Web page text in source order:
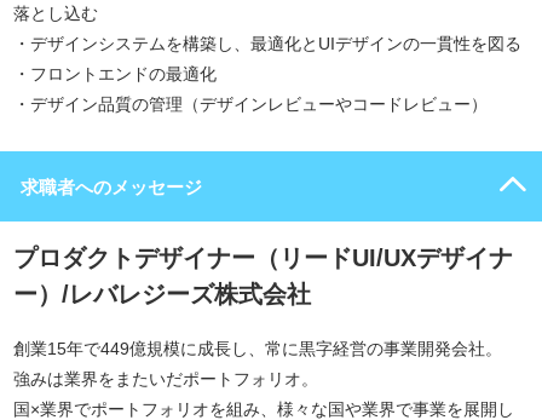
落とし込む
・デザインシステムを構築し、最適化とUIデザインの一貫性を図る
・フロントエンドの最適化
・デザイン品質の管理（デザインレビューやコードレビュー）
求職者へのメッセージ
プロダクトデザイナー（リードUI/UXデザイナ
ー）/レバレジーズ株式会社
創業15年で449億規模に成長し、常に黒字経営の事業開発会社。
強みは業界をまたいだポートフォリオ。
国×業界でポートフォリオを組み、様々な国や業界で事業を展開し